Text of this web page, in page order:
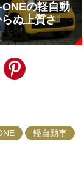
の軽自動
ぬ上質さ
軽自動車